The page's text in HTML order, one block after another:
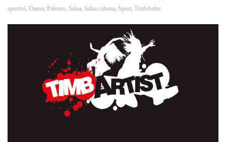
sportivi Danza Palestre Salsa Salsa cubana Sport TimbArtist